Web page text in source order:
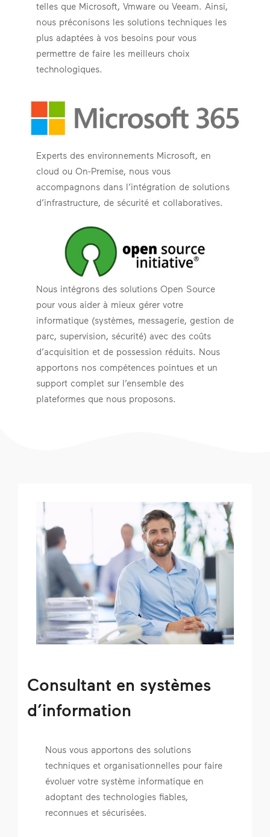
telles que Microsoft, Vmware ou Veeam. Ainsi,
nous préconisons les solutions techniques les
plus adaptées à vos besoins pour vous
permettre de faire les meilleurs choix
technologiques.
Experts des environnements Microsoft, en
cloud ou On-Premise, nous vous
accompagnons dans l’intégration de solutions
d’infrastructure, de sécurité et collaboratives.
Nous intégrons des solutions Open Source
pour vous aider à mieux gérer votre
informatique (systèmes, messagerie, gestion de
parc, supervision, sécurité) avec des coûts
d’acquisition et de possession réduits. Nous
apportons nos compétences pointues et un
support complet sur l’ensemble des
plateformes que nous proposons.
Consultant en systèmes
d’information
Nous vous apportons des solutions
techniques et organisationnelles pour faire
évoluer votre système informatique en
adoptant des technologies fiables,
reconnues et sécurisées.